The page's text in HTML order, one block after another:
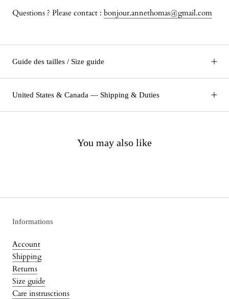
Questions ? Please contact : bonjour.annethomas@gmail.com
Guide des tailles / Size guide
United States & Canada — Shipping & Duties
You may also like
Informations
Account
Shipping
Returns
Size guide
Care instrusctions